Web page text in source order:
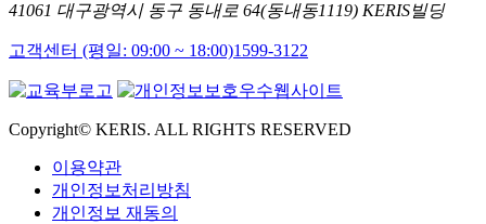
41061 대구광역시 동구 동내로 64(동내동1119) KERIS빌딩
고객센터 (평일: 09:00 ~ 18:00)1599-3122
Copyright© KERIS. ALL RIGHTS RESERVED
이용약관
개인정보처리방침
개인정보 재동의